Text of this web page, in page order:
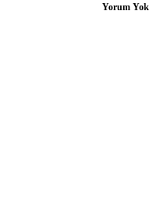
Yorum Yok